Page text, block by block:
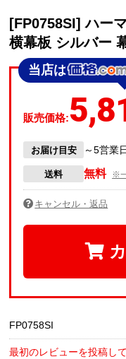
[FP0758SI] ハー
横幕板 シルバー
当店は
販売価格:
お届け目安 ～5営業
送料 無料 ※
キャンセル・返品
FP0758SI
最初のレビューを投稿し